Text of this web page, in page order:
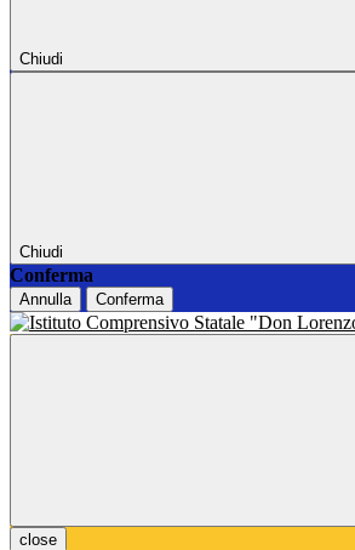
Chiudi
Chiudi
Conferma
Annulla Conferma
close